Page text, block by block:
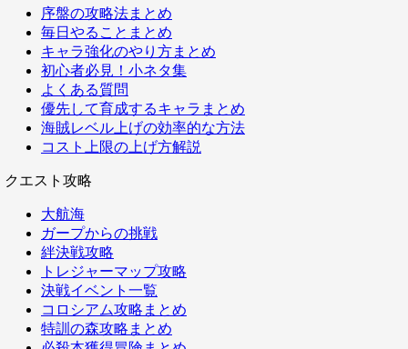
序盤の攻略法まとめ
毎日やることまとめ
キャラ強化のやり方まとめ
初心者必見！小ネタ集
よくある質問
優先して育成するキャラまとめ
海賊レベル上げの効率的な方法
コスト上限の上げ方解説
クエスト攻略
大航海
ガープからの挑戦
絆決戦攻略
トレジャーマップ攻略
決戦イベント一覧
コロシアム攻略まとめ
特訓の森攻略まとめ